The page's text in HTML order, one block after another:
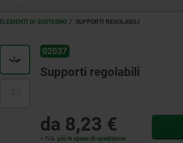
ELEMENTI DI SOSTEGNO SUPPORTI REGOLABILI
02037
Supporti regolabili
da 8,23 €
+ IVA più le spese di spedizione